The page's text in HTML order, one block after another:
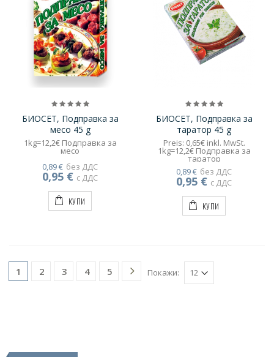
БИОСЕТ, Подправка за
месо 45 g
1kg=12,2€ Подправка за
месо
без ДДС
0,89 €
с ДДС
0,95 €
КУПИ
БИОСЕТ, Подправка за
таратор 45 g
Preis: 0,65€ inkl. MwSt.
1kg=12,2€ Подправка за
таратор
без ДДС
0,89 €
с ДДС
0,95 €
КУПИ
1 2 3 4 5 Покажи: